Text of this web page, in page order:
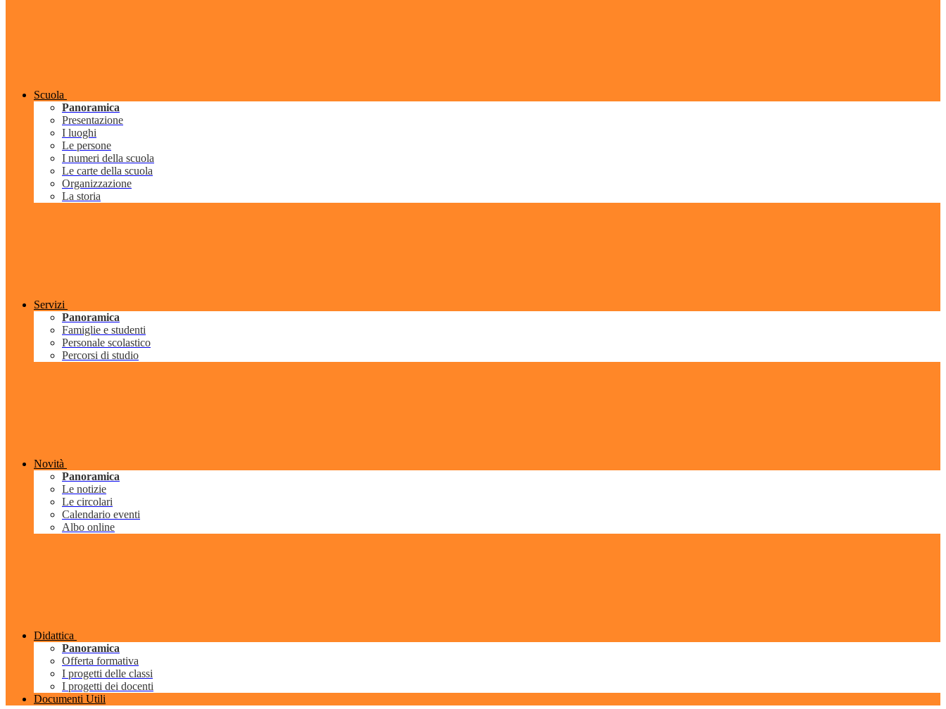
Scuola
Panoramica
Presentazione
I luoghi
Le persone
I numeri della scuola
Le carte della scuola
Organizzazione
La storia
Servizi
Panoramica
Famiglie e studenti
Personale scolastico
Percorsi di studio
Novità
Panoramica
Le notizie
Le circolari
Calendario eventi
Albo online
Didattica
Panoramica
Offerta formativa
I progetti delle classi
I progetti dei docenti
Documenti Utili